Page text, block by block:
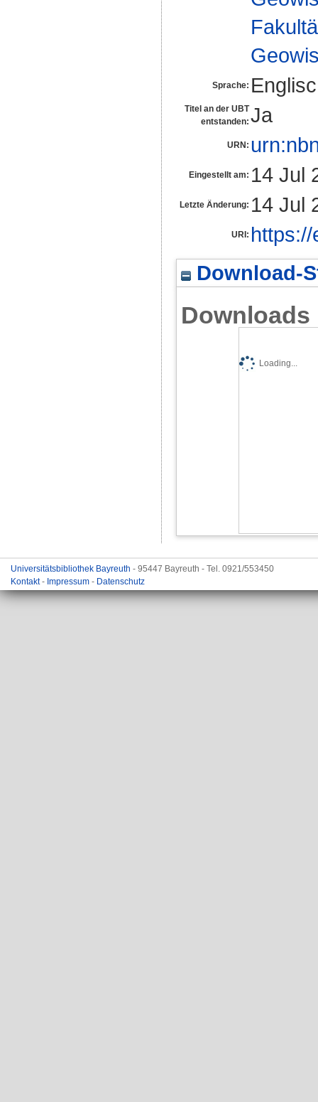
Sprache:
Titel an der UBT
entstanden: Ja
URN:
Eingestellt am: 14 Jul
Letzte Änderung: 14 Jul
URI:
Download-
Downloads
Loading...
Universitätsbibliothek Bayreuth - 95447 Bayreuth - Tel. 0921/553450
Kontakt- Impressum - Datenschutz